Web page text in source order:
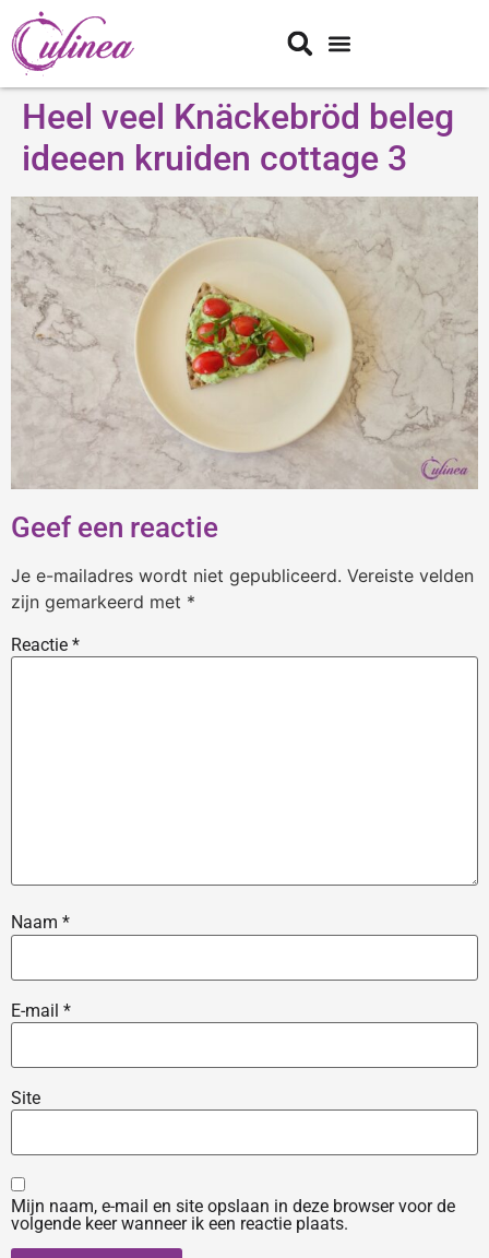
Heel veel Knäckebröd beleg
ideeen kruiden cottage 3
Geef een reactie
Je e-mailadres wordt niet gepubliceerd. Vereiste velden
zijn gemarkeerd met *
Reactie *
Naam *
E-mail *
Site
Mijn naam, e-mail en site opslaan in deze browser voor de
volgende keer wanneer ik een reactie plaats.